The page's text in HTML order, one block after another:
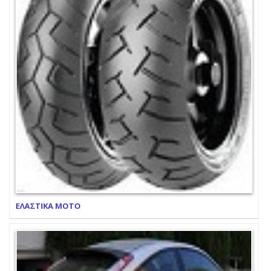
ΕΛΑΣΤΙΚΑ ΜΟΤΟ